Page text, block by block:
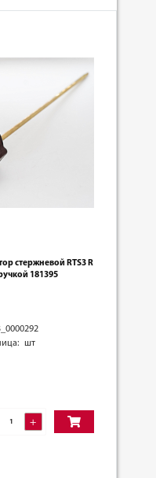
стержневой RTS3 R
181395
шт
+